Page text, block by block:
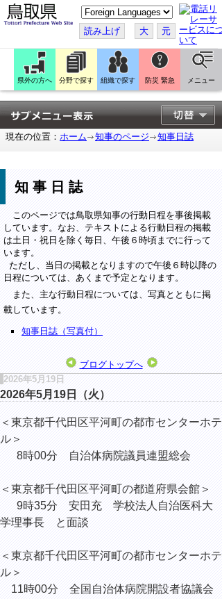
こ
の
ペ
ー
ジ
翻
訳
す
る
読み上げ 大 元
県外の方へ 分野で探す 組織で探す 防災 緊急 メニュー
現在の位置： ホーム 知事のページ 知事日誌
知事日誌
このページでは鳥取県知事の行動日程を事後掲載
しています。なお、テキストによる行動日程の掲載
は土日・祝日を除く毎日、午後６時頃までに行って
います。
ただし、当日の掲載となりますので午後６時以降の
日程については、あくまで予定となります。
また、主な行動日程については、写真とともに掲
載しています。
知事日誌（写真付）
ブログトップへ
2026年5月19日
2026年5月19日（火）
＜東京都千代田区平河町の都市センターホテ
ル＞
8時00分 自治体病院議員連盟総会
＜東京都千代田区平河町の都道府県会館＞
9時35分 安田充 学校法人自治医科大
学理事長 と面談
＜東京都千代田区平河町の都市センターホテ
ル＞
11時00分 全国自治体病院開設者協議会